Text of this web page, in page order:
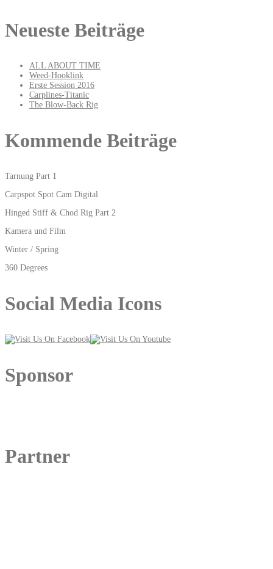
Neueste Beiträge
ALL ABOUT TIME
Weed-Hooklink
Erste Session 2016
Carplines-Titanic
The Blow-Back Rig
Kommende Beiträge
Tarnung Part 1
Carpspot Spot Cam Digital
Hinged Stiff & Chod Rig Part 2
Kamera und Film
Winter / Spring
360 Degrees
Social Media Icons
Sponsor
Partner